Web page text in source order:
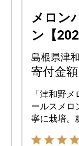
メロン
ン【
送・2L
島根県津
寄付金
「津和野
ールスメロ
寧に栽培。